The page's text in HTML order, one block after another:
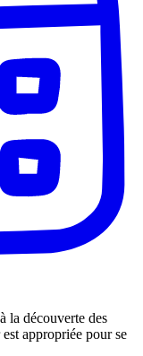
la découverte des
appropriée pour se